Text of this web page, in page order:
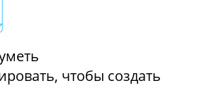
чтобы создать